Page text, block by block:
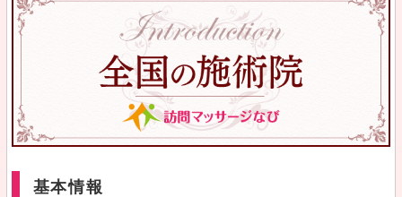
基本情報